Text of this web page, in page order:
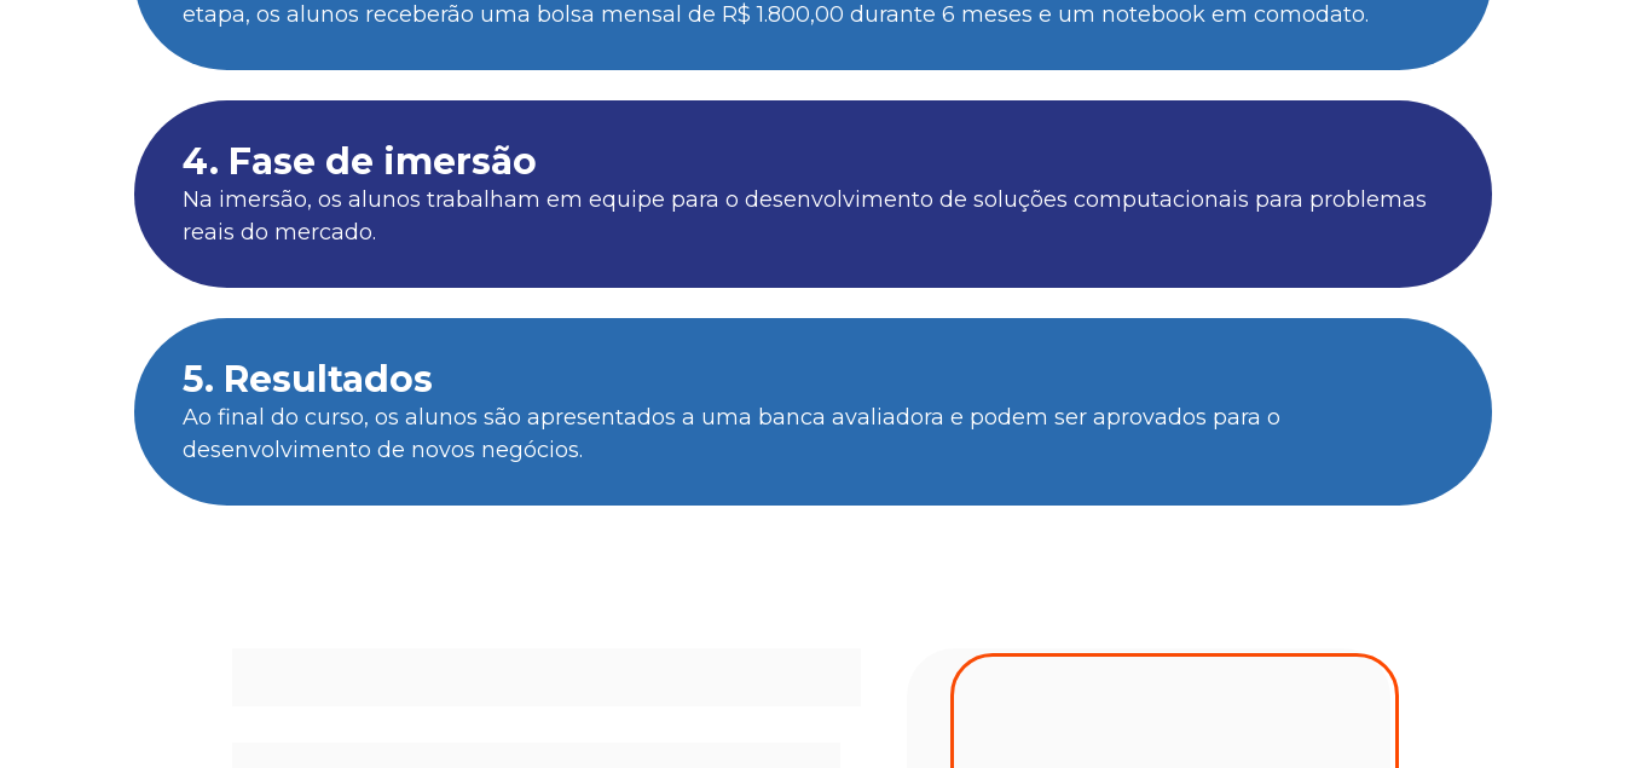
etapa, os alunos receberão uma bolsa mensal de R$ 1.800,00 durante 6 meses e um notebook em comodato.
4. Fase de imersão
Na imersão, os alunos trabalham em equipe para o desenvolvimento de soluções computacionais para problemas
reais do mercado.
5. Resultados
Ao final do curso, os alunos são apresentados a uma banca avaliadora e podem ser aprovados para o
desenvolvimento de novos negócios.